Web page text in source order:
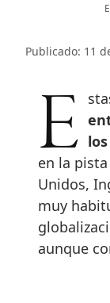
Publicado: 11
en la
Unidos,
muy
aunque